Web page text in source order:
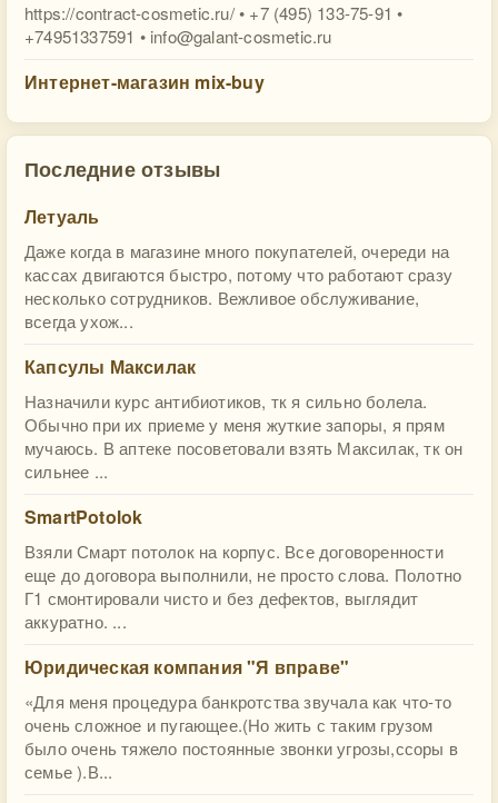
https://contract-cosmetic.ru/ • +7 (495) 133-75-91 •
+74951337591 • info@galant-cosmetic.ru
Интернет-магазин mix-buy
Последние отзывы
Летуаль
Даже когда в магазине много покупателей, очереди на
кассах двигаются быстро, потому что работают сразу
несколько сотрудников. Вежливое обслуживание,
всегда ухож...
Капсулы Максилак
Назначили курс антибиотиков, тк я сильно болела.
Обычно при их приеме у меня жуткие запоры, я прям
мучаюсь. В аптеке посоветовали взять Максилак, тк он
сильнее ...
SmartPotolok
Взяли Смарт потолок на корпус. Все договоренности
еще до договора выполнили, не просто слова. Полотно
Г1 смонтировали чисто и без дефектов, выглядит
аккуратно. ...
Юридическая компания "Я вправе"
«Для меня процедура банкротства звучала как что-то
очень сложное и пугающее.(Но жить с таким грузом
было очень тяжело постоянные звонки угрозы,ссоры в
семье ).В...